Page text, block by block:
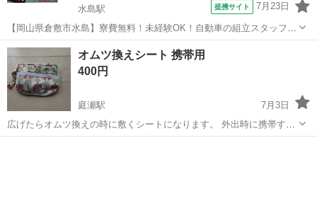
水島駅
提携サイト 7月23日
【岡山県倉敷市水島】寮費無料！未経験OK！自動車の組立スタッフ
《お仕事No.NS0089》 お仕事について 車の組立作業です。専用レール
に乗って流れてくる車の骨組みに、車内外の各部品・ハンドル・足回
り・ドア・シートなどの各...
岡山 倉敷市 水島駅 その他
オムツ換えシート 携帯用
400円
庭瀬駅
7月3日
広げたらオムツ換えの時に敷くシートになります。 外出時に携帯する
のに便利です。 あることを忘れていて、発見してからマザーズバッグ